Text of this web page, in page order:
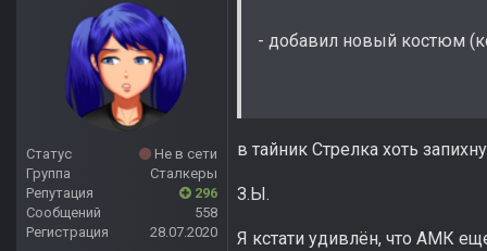
Статус
Не в сети
Группа
Сталкеры
Репутация
296
Сообщений
558
Регистрация
28.07.2020
- добавил новый костюм
в тайник Стрелка хоть
З.Ы.
Я кстати удивлён, что АМК